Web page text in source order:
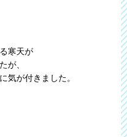
寒天が
が、
気が付きました。